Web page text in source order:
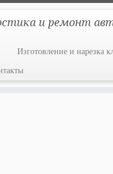
и ремонт
Изготовление и нарезка